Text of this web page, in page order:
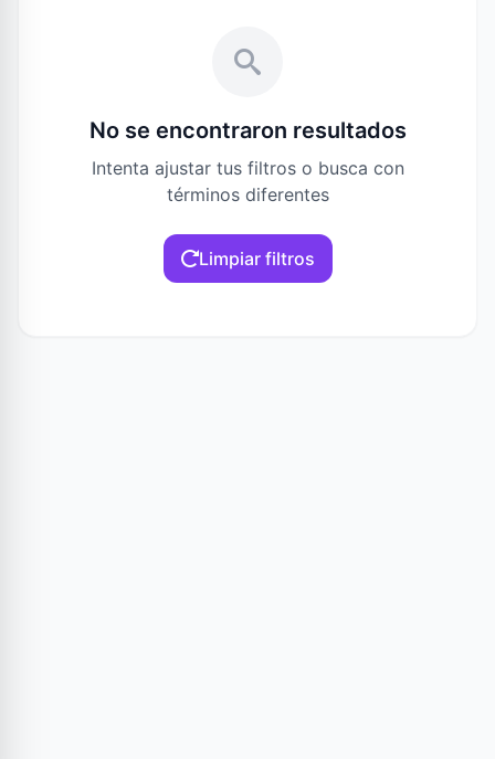
No se encontraron resultados
Intenta ajustar tus filtros o busca con
términos diferentes
Limpiar filtros